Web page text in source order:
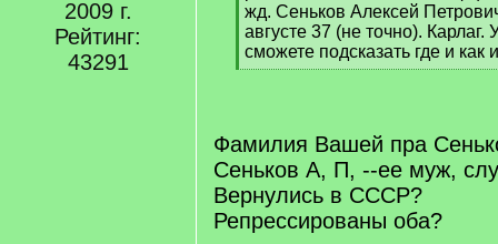
2009 г.
Рейтинг:
43291
жд. Сеньков Алексей
августе 37 (не точно).
сможете подсказать где и как
[
Фамилия Вашей пра
Сеньков А, П, --ее муж,
Вернулись в СССР?
Репрессированы оба?